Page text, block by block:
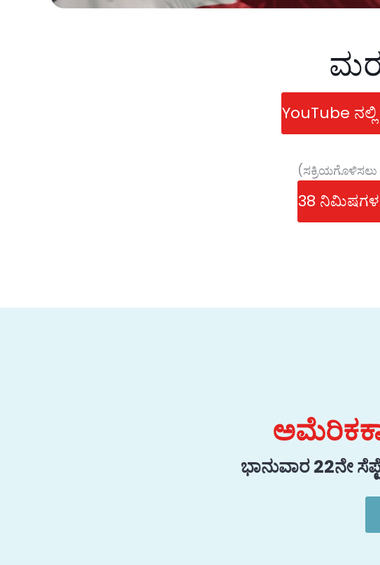
YouTube
38 ನಿಮಿಷಗಳ
ಭಾನುವಾರ 22ನೇ